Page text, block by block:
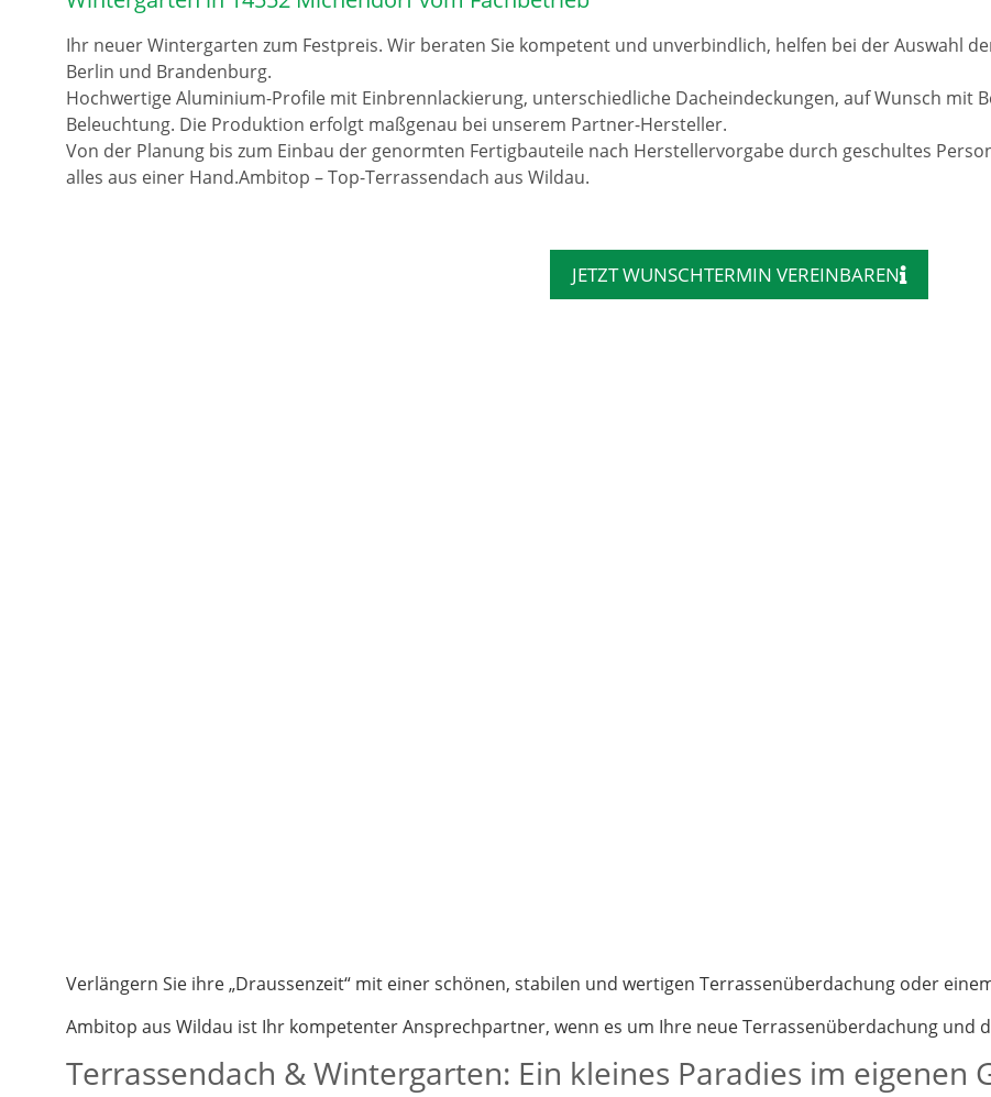
Ihr neuer Wintergarten zum Festpreis. Wir beraten Sie kompetent und unverbindlich, helfen bei der Auswahl
Berlin und Brandenburg.
Hochwertige Aluminium-Profile mit Einbrennlackierung, unterschiedliche Dacheindeckungen, auf Wunsch mit
Beleuchtung. Die Produktion erfolgt maßgenau bei unserem Partner-Hersteller.
Von der Planung bis zum Einbau der genormten Fertigbauteile nach Herstellervorgabe durch geschultes
alles aus einer Hand.Ambitop – Top-Terrassendach aus Wildau.
JETZT WUNSCHTERMIN VEREINBAREN
Verlängern Sie ihre „Draussenzeit“ mit einer schönen, stabilen und wertigen Terrassenüberdachung oder
Ambitop aus Wildau ist Ihr kompetenter Ansprechpartner, wenn es um Ihre neue Terrassenüberdachung und
Terrassendach & Wintergarten: Ein kleines Paradies im eigenen